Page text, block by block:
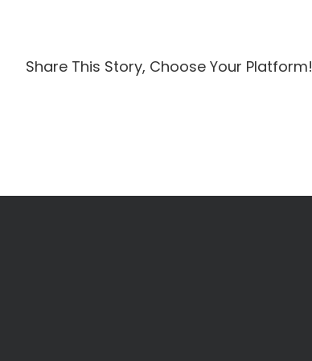
Share This Story, Choose Your Platform!